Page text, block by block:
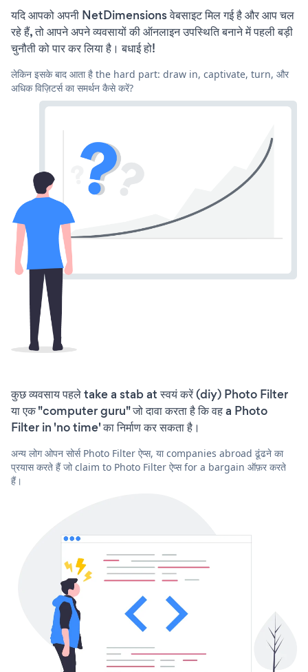
यदि आपको अपनी NetDimensions वेबसाइट मिल गई है और आप चल
रहे हैं, तो आपने अपने व्यवसायों की ऑनलाइन उपस्थिति बनाने में पहली बड़ी
चुनौती को पार कर लिया है। बधाई हो!
लेकिन इसके बाद आता है the hard part: draw in, captivate, turn, और
अधिक विज़िटर्स का समर्थन कैसे करें?
कुछ व्यवसाय पहले take a stab at स्वयं करें (diy) Photo Filter
या एक "computer guru" जो दावा करता है कि वह a Photo
Filter in 'no time' का निर्माण कर सकता है।
अन्य लोग ओपन सोर्स Photo Filter ऐप्स, या companies abroad ढूंढने का
प्रयास करते हैं जो claim to Photo Filter ऐप्स for a bargain ऑफ़र करते
हैं।